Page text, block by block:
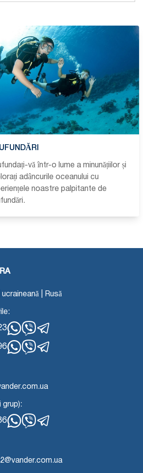
vă într-o lume a minunățiilor și
adâncurile oceanului cu
noastre palpitante de
| Rusă
WhatsApp
ViberTelegramă
grup):